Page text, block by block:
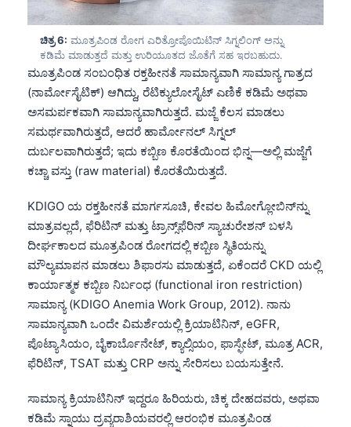
ಚಿತ್ರ 6: ಮೂತ್ರಪಿಂಡ ರೋಗ ಎರಿತ್ರೋಪೊಯಿಟಿನ್ ಸಿಗ್ನಲಿಂಗ್ ಅನ್ನು
ಕಡಿಮೆ ಮಾಡುತ್ತದೆ ಮತ್ತು ಉರಿಯೂತದ ಜೊತೆಗೆ ಸಹ ಇರಬಹುದು.
ಮೂತ್ರಪಿಂಡ ಸಂಬಂಧಿತ ರಕ್ತಹೀನತೆ ಸಾಮಾನ್ಯವಾಗಿ ಸಾಮಾನ್ಯ ಗಾತ್ರದ
(ನಾರ್ಮೋಸೈಟಿಕ್) ಆಗಿದ್ದು, ರೆಟಿಕ್ಯುಲೋಸೈಟ್ ಎಣಿಕೆ ಕಡಿಮೆ ಅಥವಾ
ಅಸಮರ್ಪಕವಾಗಿ ಸಾಮಾನ್ಯವಾಗಿರುತ್ತದೆ. ಮಜ್ಜೆ ಕೆಲಸ ಮಾಡಲು
ಸಮರ್ಥವಾಗಿರುತ್ತದೆ, ಆದರೆ ಹಾರ್ಮೋನಲ್ ಸಿಗ್ನಲ್
ದುರ್ಬಲವಾಗಿರುತ್ತದೆ; ಇದು ಕಬ್ಬಿಣ ಕೊರತೆಯಿಂದ ಭಿನ್ನ—ಅಲ್ಲಿ ಮಜ್ಜೆಗೆ
ಕಚ್ಚಾ ವಸ್ತು (raw material) ಕೊರತೆಯಿರುತ್ತದೆ.
KDIGO ಯ ರಕ್ತಹೀನತೆ ಮಾರ್ಗಸೂಚಿ, ಕೇವಲ ಹಿಮೋಗ್ಲೋಬಿನ್‌ನ್ನು
ಮಾತ್ರವಲ್ಲದೆ, ಫೆರಿಟಿನ್ ಮತ್ತು ಟ್ರಾನ್ಸ್‌ಫೆರಿನ್ ಸ್ಯಾಚುರೇಶನ್ ಬಳಸಿ
ದೀರ್ಘಕಾಲದ ಮೂತ್ರಪಿಂಡ ರೋಗದಲ್ಲಿ ಕಬ್ಬಿಣ ಸ್ಥಿತಿಯನ್ನು
ಮೌಲ್ಯಮಾಪನ ಮಾಡಲು ಶಿಫಾರಸು ಮಾಡುತ್ತದೆ, ಏಕೆಂದರೆ CKD ಯಲ್ಲಿ
ಕಾರ್ಯಾತ್ಮಕ ಕಬ್ಬಿಣ ನಿರ್ಬಂಧ (functional iron restriction)
ಸಾಮಾನ್ಯ (KDIGO Anemia Work Group, 2012). ನಾನು
ಸಾಮಾನ್ಯವಾಗಿ ಒಂದೇ ವಿಮರ್ಶೆಯಲ್ಲಿ ಕ್ರಿಯಾಟಿನಿನ್, eGFR,
ಪೊಟ್ಯಾಸಿಯಂ, ಬೈಕಾರ್ಬೊನೇಟ್, ಕ್ಯಾಲ್ಸಿಯಂ, ಫಾಸ್ಫೇಟ್, ಮೂತ್ರ ACR,
ಫೆರಿಟಿನ್, TSAT ಮತ್ತು CRP ಅನ್ನು ಸೇರಿಸಲು ಬಯಸುತ್ತೇನೆ.
ಸಾಮಾನ್ಯ ಕ್ರಿಯಾಟಿನಿನ್ ಇದ್ದರೂ ಹಿರಿಯರು, ಚಿಕ್ಕ ದೇಹದವರು, ಅಥವಾ
ಕಡಿಮೆ ಸ್ನಾಯು ದ್ರವ್ಯರಾಶಿಯವರಲ್ಲಿ ಆರಂಭಿಕ ಮೂತ್ರಪಿಂಡ
Afrikaans
ພາສາລາວ
Basa Jawa
Cebuano
ئۇيغۇرچە
Кыргызча
Татар теле
Беларуская мова
Esperanto
Frysk
Ślōnskŏ gŏdka
Norsk bokmål